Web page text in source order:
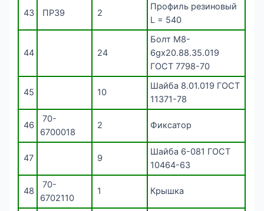
43 ПР39 2
Профиль резиновый
L = 540
44 24
Болт М8-
6gx20.88.35.019
ГОСТ 7798-70
45 10
Шайба 8.01.019 ГОСТ
11371-78
46
70-
6700018
2 Фиксатор
47 9
Шайба 6-081 ГОСТ
10464-63
48
70-
6702110
1 Крышка